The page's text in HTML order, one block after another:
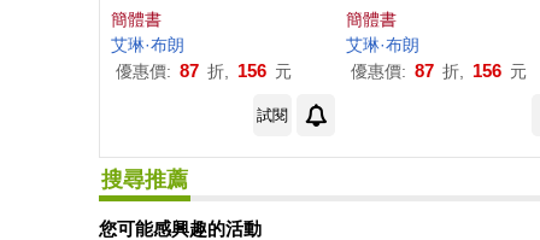
簡體書
艾琳·布朗
優惠價: 87 折, 156 元
簡體書
艾琳·布朗
優惠價: 87 折, 156 元
試閱
搜尋推薦
您可能感興趣的活動